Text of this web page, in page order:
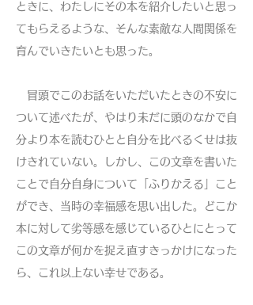
ときに、わたしにその本を紹介したいと思っ
てもらえるような、そんな素敵な人間関係を
育んでいきたいとも思った。
冒頭でこのお話をいただいたときの不安に
ついて述べたが、やはり未だに頭のなかで自
分より本を読むひとと自分を比べるくせは抜
けきれていない。しかし、この文章を書いた
ことで自分自身について「ふりかえる」こと
ができ、当時の幸福感を思い出した。どこか
本に対して劣等感を感じているひとにとって
この文章が何かを捉え直すきっかけになった
ら、これ以上ない幸せである。